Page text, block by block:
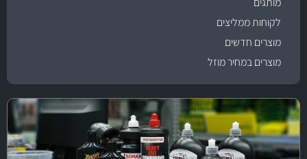
לקוחות ממליצים
מוצרים חדשים
מוצרים במחיר מוזל